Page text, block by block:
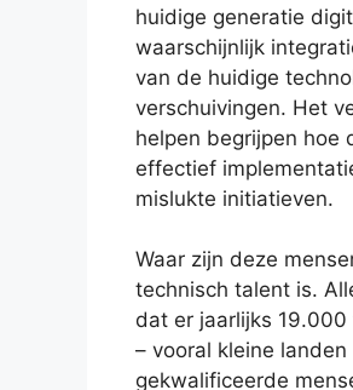
huidige generatie
waarschijnlijk
van de huidige
verschuivingen. Het
helpen begrijpen hoe
effectief
mislukte initiatieven.
Waar zijn deze
technisch talent is.
dat er jaarlijks
– vooral kleine
gekwalificeerde